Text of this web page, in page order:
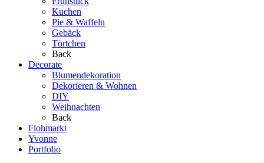
Kuchen
Pie & Waffeln
Gebäck
Törtchen
Back
Decorate
Blumendekoration
Dekorieren & Wohnen
DIY
Weihnachten
Back
Flohmarkt
Yvonne
Portfolio